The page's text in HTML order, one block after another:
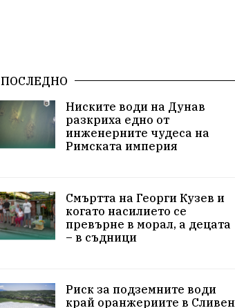
ПОСЛЕДНО
Ниските води на Дунав
разкриха едно от
инженерните чудеса на
Римската империя
Смъртта на Георги Кузев и
когато насилието се
превърне в морал, а децата
– в съдници
Риск за подземните води
край оранжериите в Сливен